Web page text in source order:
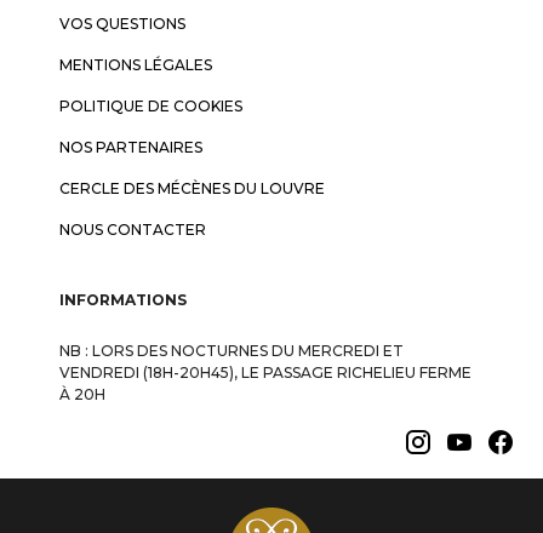
VOS QUESTIONS
MENTIONS LÉGALES
POLITIQUE DE COOKIES
NOS PARTENAIRES
CERCLE DES MÉCÈNES DU LOUVRE
NOUS CONTACTER
INFORMATIONS
NB : LORS DES NOCTURNES DU MERCREDI ET
VENDREDI (18H-20H45), LE PASSAGE RICHELIEU FERME
À 20H